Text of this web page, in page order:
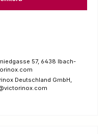
57, 6438 Ibach-
Deutschland GmbH,